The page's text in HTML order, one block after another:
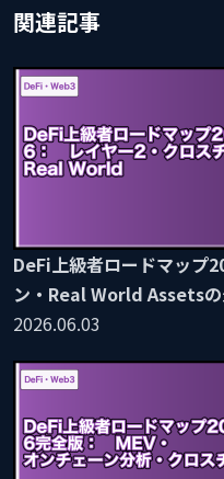
関連記事
DeFi上級者ロードマップ
ン・Real World Assets
2026.06.03